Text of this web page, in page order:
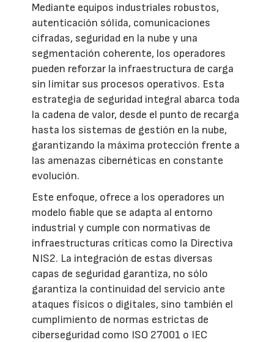
Mediante equipos industriales robustos,
autenticación sólida, comunicaciones
cifradas, seguridad en la nube y una
segmentación coherente, los operadores
pueden reforzar la infraestructura de carga
sin limitar sus procesos operativos. Esta
estrategia de seguridad integral abarca toda
la cadena de valor, desde el punto de recarga
hasta los sistemas de gestión en la nube,
garantizando la máxima protección frente a
las amenazas cibernéticas en constante
evolución.
Este enfoque, ofrece a los operadores un
modelo fiable que se adapta al entorno
industrial y cumple con normativas de
infraestructuras críticas como la Directiva
NIS2. La integración de estas diversas
capas de seguridad garantiza, no sólo
garantiza la continuidad del servicio ante
ataques físicos o digitales, sino también el
cumplimiento de normas estrictas de
ciberseguridad como ISO 27001 o IEC